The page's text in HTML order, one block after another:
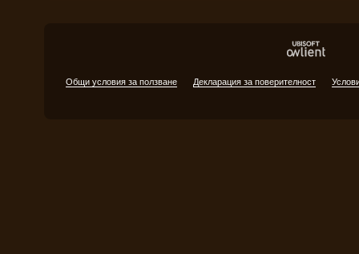
Общи условия за ползване Декларация за поверителност